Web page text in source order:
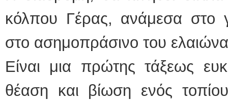
κόλπου Γέρας, ανάμεσα στο
στο ασημοπράσινο του
Είναι μια πρώτης τάξεως
θέαση και βίωση ενός